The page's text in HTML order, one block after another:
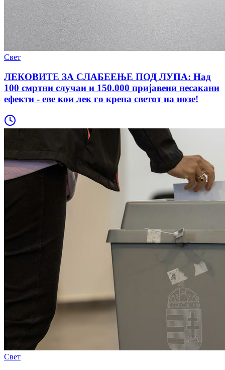
Свет
ЛЕКОВИТЕ ЗА СЛАБЕЕЊЕ ПОД ЛУПА: Над
100 смртни случаи и 150.000 пријавени несакани
ефекти - еве кои лек го крена светот на нозе!
Свет